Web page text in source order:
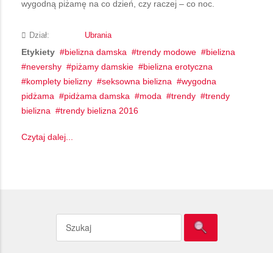
wygodną piżamę na co dzień, czy raczej – co noc.
Dział: Ubrania
Etykiety bielizna damska trendy modowe
bielizna
nevershy
piżamy damskie
bielizna erotyczna
komplety bielizny
seksowna bielizna
wygodna
pidżama
pidżama damska moda trendy
trendy
bielizna
trendy bielizna 2016
Czytaj dalej...